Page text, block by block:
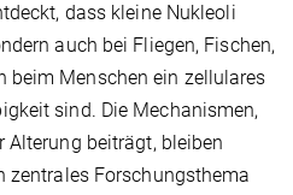
dass kleine Nukleoli
auch bei Fliegen, Fischen,
beim Menschen ein zellulares
sind. Die Mechanismen,
Alterung beiträgt, bleiben
zentrales Forschungsthema